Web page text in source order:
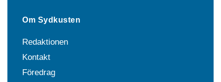
Om Sydkusten
Redaktionen
Kontakt
Föredrag